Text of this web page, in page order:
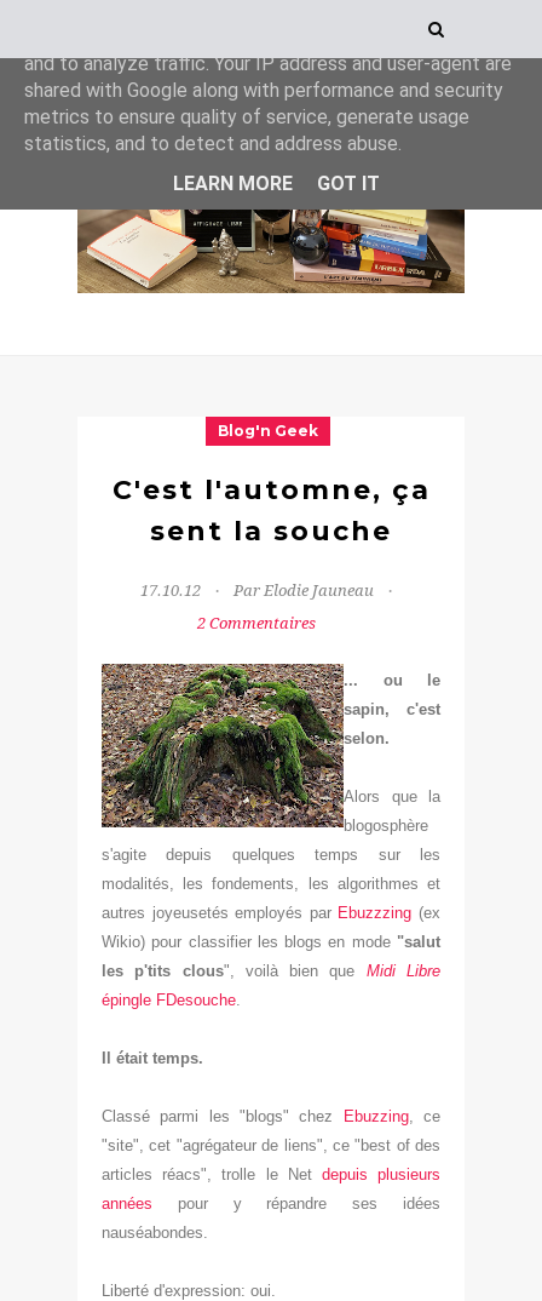
Blog'n Geek
C'est l'automne, ça
sent la souche
17.10.12
Par Elodie Jauneau
2 Commentaires
... ou le
sapin, c'est
selon.
Alors que la
blogosphère
s'agite depuis quelques temps sur les
modalités, les fondements, les algorithmes et
autres joyeusetés employés par Ebuzzzing (ex
Wikio) pour classifier les blogs en mode "salut
les p'tits clous", voilà bien que
Midi Libre
épingle FDesouc he
Il était temps.
Classé parmi les "blogs" chez Ebuzzing, ce
"site", cet "agrégateur de liens", ce "best of des
articles réacs", trolle le Net depuis plusieurs
années pour y répandre ses idées
nauséabondes.
Liberté d'expression: oui.
This site uses cookies from Google to deliver its services
and to analyze traffic. Your IP address and user-agent are
shared with Google along with performance and security
metrics to ensure quality of service, generate usage
statistics, and to detect and address abuse.
LEARN MORE
GOT IT